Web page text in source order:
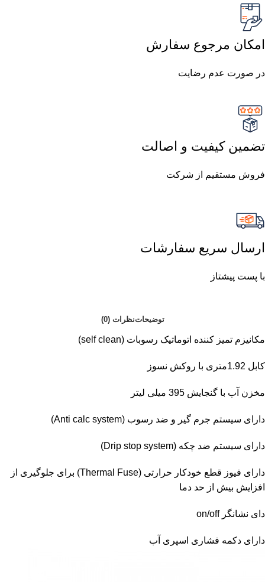
امکان مرجوع سفارش
در صورت عدم رضایت
تضمین کیفیت و اصالت
فروش مستقیم از شرکت
ارسال سریع سفارشات
با پست پیشتاز
توضیحاتنظرات (0)
مکانیزم تمیز کننده اتوماتیک رسوبات (self clean)
کابل 1.92متری با روکش نسوز
مخزن آب با گنجایش 395 میلی لیتر
دارای سیستم جرم گیر و ضد رسوب (Anti calc system)
دارای سیستم ضد چکه (Drip stop system)
دارای فیوز قطع خودکار حرارتی (Thermal Fuse) برای جلوگیری از
افزایش بیش از حد دما
دای نشانگر on/off
دارای دکمه فشاری اسپری آب